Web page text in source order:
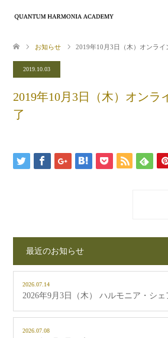
お知らせ 2019年10月3日（木）オンライ
2019.10.03
2019年10月3日（木）オンラ
了
最近のお知らせ
2026.07.14
2026年9月3日（木） ハルモニア・シェ
2026.07.08